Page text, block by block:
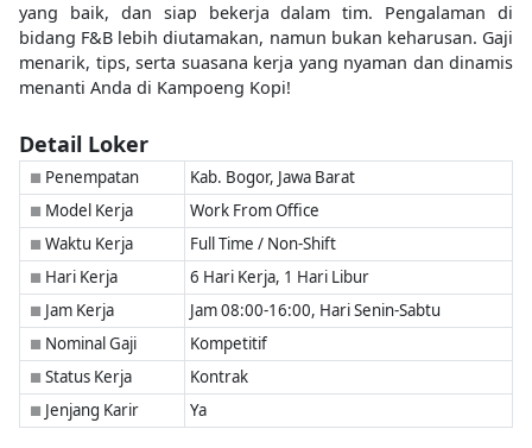
yang baik, dan siap bekerja dalam tim. Pengalaman di
bidang F&B lebih diutamakan, namun bukan keharusan. Gaji
menarik, tips, serta suasana kerja yang nyaman dan dinamis
menanti Anda di Kampoeng Kopi!
Detail Loker
■ Penempatan Kab. Bogor, Jawa Barat
■ Model Kerja Work From Office
■ Waktu Kerja Full Time / Non-Shift
■ Hari Kerja 6 Hari Kerja, 1 Hari Libur
■ Jam Kerja Jam 08:00-16:00, Hari Senin-Sabtu
■ Nominal Gaji Kompetitif
■ Status Kerja Kontrak
■ Jenjang Karir Ya